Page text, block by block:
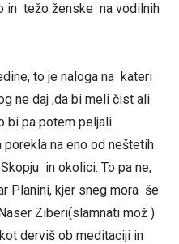
in težo ženske na vodilnih
to je naloga na kateri
ne daj ,da bi meli čist ali
bi pa potem peljali
na eno od neštetih
in okolici. To pa ne,
Planini, kjer sneg mora še
Ziberi(slamnati mož )
derviš ob meditaciji in